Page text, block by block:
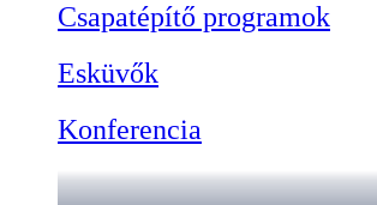
Csapatépítő programok
Esküvők
Konferencia